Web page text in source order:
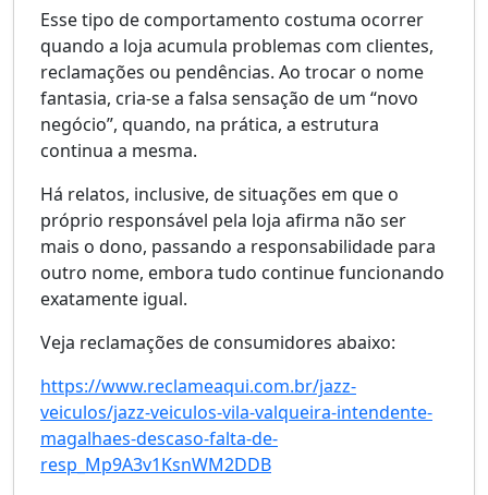
Esse tipo de comportamento costuma ocorrer
quando a loja acumula problemas com clientes,
reclamações ou pendências. Ao trocar o nome
fantasia, cria-se a falsa sensação de um “novo
negócio”, quando, na prática, a estrutura
continua a mesma.
Há relatos, inclusive, de situações em que o
próprio responsável pela loja afirma não ser
mais o dono, passando a responsabilidade para
outro nome, embora tudo continue funcionando
exatamente igual.
Veja reclamações de consumidores abaixo:
https://www.reclameaqui.com.br/jazz-
veiculos/jazz-veiculos-vila-valqueira-intendente-
magalhaes-descaso-falta-de-
resp_Mp9A3v1KsnWM2DDB